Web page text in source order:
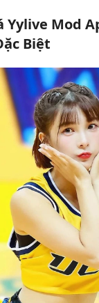
Yylive Mod
Biệt